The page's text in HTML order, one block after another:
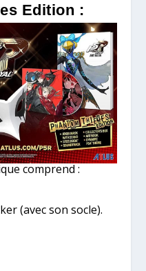
Edition :
comprend :
(avec son socle).